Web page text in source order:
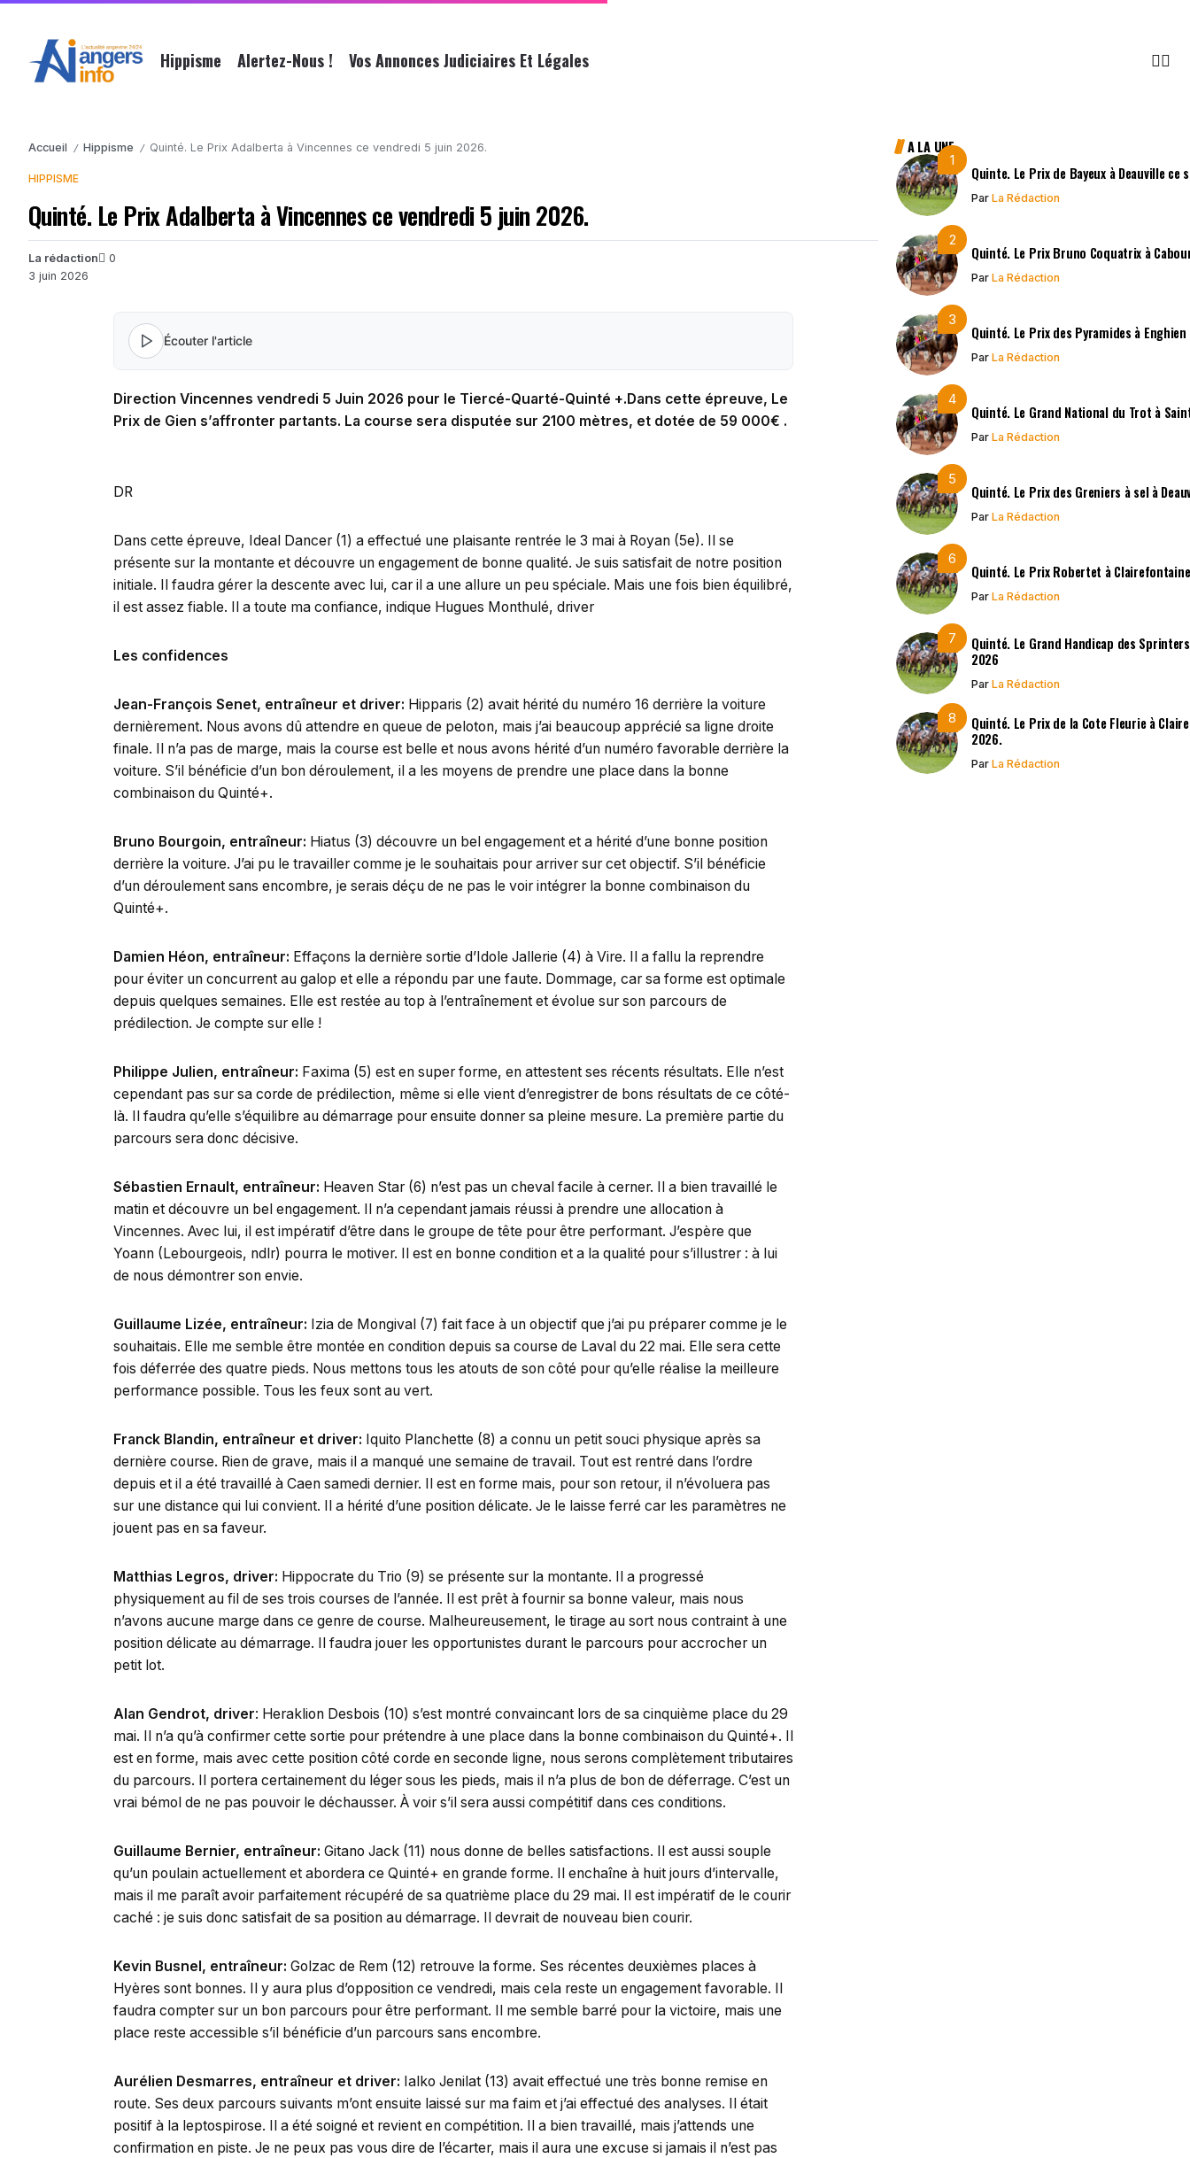
Hippisme Alertez-Nous ! Vos Annonces Judiciaires Et Légales
Accueil / Hippisme / Quinté. Le Prix Adalberta à Vincennes ce vendredi 5 juin 2026.
HIPPISME
Quinté. Le Prix Adalberta à Vincennes ce vendredi 5 juin 2026.
La rédaction
3 juin 2026
0
Écouter l'article
Direction Vincennes vendredi 5 Juin 2026 pour le Tiercé-Quarté-Quinté +.Dans cette épreuve, Le
Prix de Gien s’affronter partants. La course sera disputée sur 2100 mètres, et dotée de 59 000€ .
DR
Dans cette épreuve, Ideal Dancer (1) a effectué une plaisante rentrée le 3 mai à Royan (5e). Il se
présente sur la montante et découvre un engagement de bonne qualité. Je suis satisfait de notre position
initiale. Il faudra gérer la descente avec lui, car il a une allure un peu spéciale. Mais une fois bien équilibré,
il est assez fiable. Il a toute ma confiance, indique Hugues Monthulé, driver
Les confidences
Jean-François Senet, entraîneur et driver: Hipparis (2) avait hérité du numéro 16 derrière la voiture
dernièrement. Nous avons dû attendre en queue de peloton, mais j’ai beaucoup apprécié sa ligne droite
finale. Il n’a pas de marge, mais la course est belle et nous avons hérité d’un numéro favorable derrière la
voiture. S’il bénéficie d’un bon déroulement, il a les moyens de prendre une place dans la bonne
combinaison du Quinté+.
Bruno Bourgoin, entraîneur: Hiatus (3) découvre un bel engagement et a hérité d’une bonne position
derrière la voiture. J’ai pu le travailler comme je le souhaitais pour arriver sur cet objectif. S’il bénéficie
d’un déroulement sans encombre, je serais déçu de ne pas le voir intégrer la bonne combinaison du
Quinté+.
Damien Héon, entraîneur: Effaçons la dernière sortie d’Idole Jallerie (4) à Vire. Il a fallu la reprendre
pour éviter un concurrent au galop et elle a répondu par une faute. Dommage, car sa forme est optimale
depuis quelques semaines. Elle est restée au top à l’entraînement et évolue sur son parcours de
prédilection. Je compte sur elle !
Philippe Julien, entraîneur: Faxima (5) est en super forme, en attestent ses récents résultats. Elle n’est
cependant pas sur sa corde de prédilection, même si elle vient d’enregistrer de bons résultats de ce côté-
là. Il faudra qu’elle s’équilibre au démarrage pour ensuite donner sa pleine mesure. La première partie du
parcours sera donc décisive.
Sébastien Ernault, entraîneur: Heaven Star (6) n’est pas un cheval facile à cerner. Il a bien travaillé le
matin et découvre un bel engagement. Il n’a cependant jamais réussi à prendre une allocation à
Vincennes. Avec lui, il est impératif d’être dans le groupe de tête pour être performant. J’espère que
Yoann (Lebourgeois, ndlr) pourra le motiver. Il est en bonne condition et a la qualité pour s’illustrer : à lui
de nous démontrer son envie.
Guillaume Lizée, entraîneur: Izia de Mongival (7) fait face à un objectif que j’ai pu préparer comme je le
souhaitais. Elle me semble être montée en condition depuis sa course de Laval du 22 mai. Elle sera cette
fois déferrée des quatre pieds. Nous mettons tous les atouts de son côté pour qu’elle réalise la meilleure
performance possible. Tous les feux sont au vert.
Franck Blandin, entraîneur et driver: Iquito Planchette (8) a connu un petit souci physique après sa
dernière course. Rien de grave, mais il a manqué une semaine de travail. Tout est rentré dans l’ordre
depuis et il a été travaillé à Caen samedi dernier. Il est en forme mais, pour son retour, il n’évoluera pas
sur une distance qui lui convient. Il a hérité d’une position délicate. Je le laisse ferré car les paramètres ne
jouent pas en sa faveur.
Matthias Legros, driver: Hippocrate du Trio (9) se présente sur la montante. Il a progressé
physiquement au fil de ses trois courses de l’année. Il est prêt à fournir sa bonne valeur, mais nous
n’avons aucune marge dans ce genre de course. Malheureusement, le tirage au sort nous contraint à une
position délicate au démarrage. Il faudra jouer les opportunistes durant le parcours pour accrocher un
petit lot.
Alan Gendrot, driver: Heraklion Desbois (10) s’est montré convaincant lors de sa cinquième place du 29
mai. Il n’a qu’à confirmer cette sortie pour prétendre à une place dans la bonne combinaison du Quinté+. Il
est en forme, mais avec cette position côté corde en seconde ligne, nous serons complètement tributaires
du parcours. Il portera certainement du léger sous les pieds, mais il n’a plus de bon de déferrage. C’est un
vrai bémol de ne pas pouvoir le déchausser. À voir s’il sera aussi compétitif dans ces conditions.
Guillaume Bernier, entraîneur: Gitano Jack (11) nous donne de belles satisfactions. Il est aussi souple
qu’un poulain actuellement et abordera ce Quinté+ en grande forme. Il enchaîne à huit jours d’intervalle,
mais il me paraît avoir parfaitement récupéré de sa quatrième place du 29 mai. Il est impératif de le courir
caché : je suis donc satisfait de sa position au démarrage. Il devrait de nouveau bien courir.
Kevin Busnel, entraîneur: Golzac de Rem (12) retrouve la forme. Ses récentes deuxièmes places à
Hyères sont bonnes. Il y aura plus d’opposition ce vendredi, mais cela reste un engagement favorable. Il
faudra compter sur un bon parcours pour être performant. Il me semble barré pour la victoire, mais une
place reste accessible s’il bénéficie d’un parcours sans encombre.
Aurélien Desmarres, entraîneur et driver: Ialko Jenilat (13) avait effectué une très bonne remise en
route. Ses deux parcours suivants m’ont ensuite laissé sur ma faim et j’ai effectué des analyses. Il était
positif à la leptospirose. Il a été soigné et revient en compétition. Il a bien travaillé, mais j’attends une
confirmation en piste. Je ne peux pas vous dire de l’écarter, mais il aura une excuse si jamais il n’est pas
A LA UNE
Quinte. Le Prix de Bayeux à Deauville ce
Par La Rédaction
Quinté. Le Prix Bruno Coquatrix à
Par La Rédaction
Quinté. Le Prix des Pyramides à
Par La Rédaction
Quinté. Le Grand National du Trot à
Par La Rédaction
Quinté. Le Prix des Greniers à sel à
Par La Rédaction
Quinté. Le Prix Robertet à
Par La Rédaction
Quinté. Le Grand Handicap des
2026
Par La Rédaction
Quinté. Le Prix de la Cote Fleurie à
2026.
Par La Rédaction